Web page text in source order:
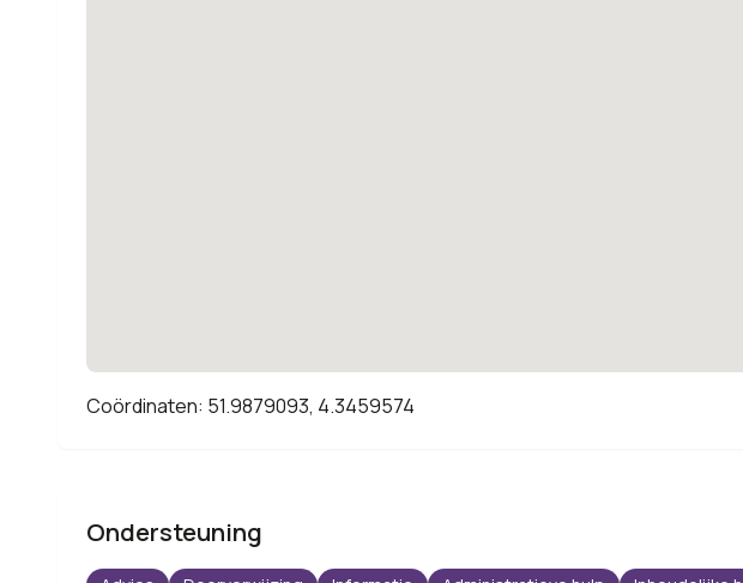
Coördinaten: 51.9879093, 4.3459574
Ondersteuning